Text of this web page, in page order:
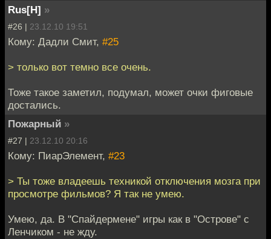
Rus[H] »
#26 | 23.12.10 19:51
Кому: Дадли Смит, #25
> только вот темно все очень.
Тоже такое заметил, подумал, может очки фиговые
достались.
Пожарный »
#27 | 23.12.10 20:16
Кому: ПиарЭлемент, #23
> Ты тоже владеешь техникой отключения мозга при
просмотре фильмов? Я так не умею.
Умею, да. В "Спайдермене" игры как в "Острове" с
Ленчиком - не жду.